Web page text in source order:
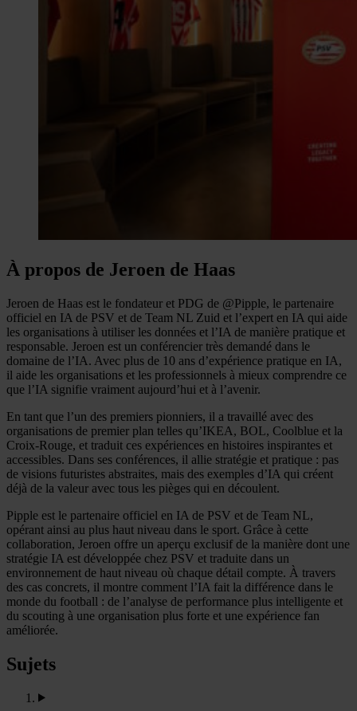
À propos de Jeroen de Haas
Jeroen de Haas est le fondateur et PDG de @Pipple, le partenaire
officiel en IA de PSV et de Team NL Zuid et l’expert en IA qui aide
les organisations à utiliser les données et l’IA de manière pratique et
responsable. Jeroen est un conférencier très demandé dans le
domaine de l’IA. Avec plus de 10 ans d’expérience pratique en IA,
il aide les organisations et les professionnels à mieux comprendre ce
que l’IA signifie vraiment aujourd’hui et à l’avenir.
En tant que l’un des premiers pionniers, il a travaillé avec des
organisations de premier plan telles qu’IKEA, BOL, Coolblue et la
Croix-Rouge, et traduit ces expériences en histoires inspirantes et
accessibles. Dans ses conférences, il allie stratégie et pratique : pas
de visions futuristes abstraites, mais des exemples d’IA qui créent
déjà de la valeur avec tous les pièges qui en découlent.
Pipple est le partenaire officiel en IA de PSV et de Team NL,
opérant ainsi au plus haut niveau dans le sport. Grâce à cette
collaboration, Jeroen offre un aperçu exclusif de la manière dont une
stratégie IA est développée chez PSV et traduite dans un
environnement de haut niveau où chaque détail compte. À travers
des cas concrets, il montre comment l’IA fait la différence dans le
monde du football : de l’analyse de performance plus intelligente et
du scouting à une organisation plus forte et une expérience fan
améliorée.
Sujets